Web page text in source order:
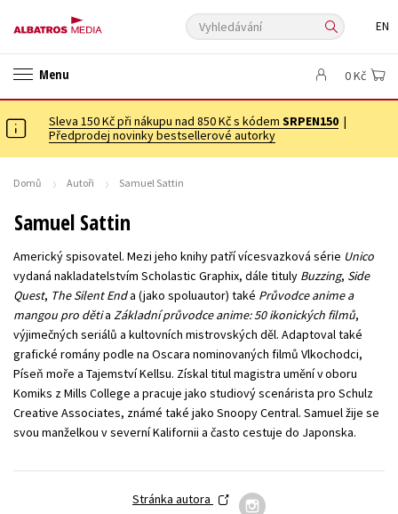
Vyhledávání EN
Menu
✉️ DÁRKOVÉ POUKAZY
Auto - moto
Beletrie pro děti
Dárkové publikace
Dárkové zboží
Esoterika a duchovní svět
Kuchařky
New Adult Ostatní Počítače
Poezie
Populárně - naučná pro dospělé
Populárně - naučné pro děti
Předškoláci
Příroda a zahrada
Přírodní vědy
Společnost, politika
Technika a věda
Učebnice
Umění a kultura
Výchova a pedagogika
Young adult
Young adult (SK)
Zahraniční literatura Zdraví a životní styl
0 Kč
Sleva 150 Kč při nákupu nad 850 Kč s kódem SRPEN150 |
Předprodej novinky bestsellerové autorky
Domů Autoři Samuel Sattin
Samuel Sattin
Americký spisovatel. Mezi jeho knihy patří vícesvazková série Unico
vydaná nakladatelstvím Scholastic Graphix, dále tituly Buzzing, Side
Quest, The Silent Enda (jako spoluautor) také Průvodce anime a
mangou pro dětia Základní průvodce anime: 50 ikonických filmů,
výjimečných seriálů a kultovních mistrovských děl. Adaptoval také
grafické romány podle na Oscara nominovaných filmů Vlkochodci,
Píseň moře a Tajemství Kellsu. Získal titul magistra umění v oboru
Komiks z Mills College a pracuje jako studiový scenárista pro Schulz
Creative Associates, známé také jako Snoopy Central. Samuel žije se
svou manželkou v severní Kalifornii a často cestuje do Japonska.
Stránka autora